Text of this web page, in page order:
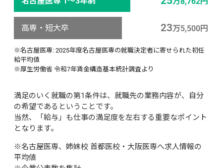
高専・短大卒 23万5,500円
※名古屋医専: 2025年度名古屋医専の就職決定者に寄せられた初任
給平均値
※厚生労働省 令和7年賃金構造基本統計調査より
満足のいく就職の第1条件は、就職先の業務内容が、自分
の希望であるということです。
当然、「給与」も仕事の満足度を左右する重要なポイント
となります。
※名古屋医専、姉妹校 首都医校・大阪医専へ求人情報の
平均値